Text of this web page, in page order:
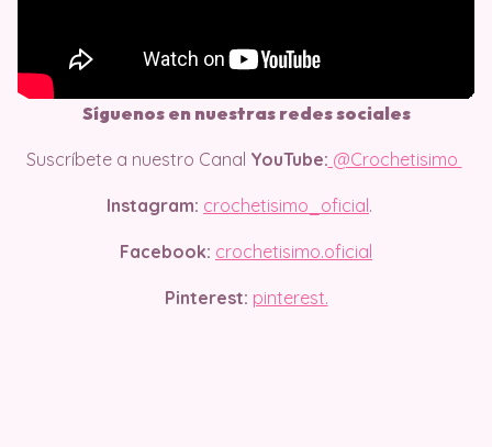
Síguenos en nuestras redes sociales
Suscríbete a nuestro Canal YouTube: @Crochetisimo
Instagram: crochetisimo_oficial .
Facebook: crochetisimo.oficial
Pinterest: pinterest.